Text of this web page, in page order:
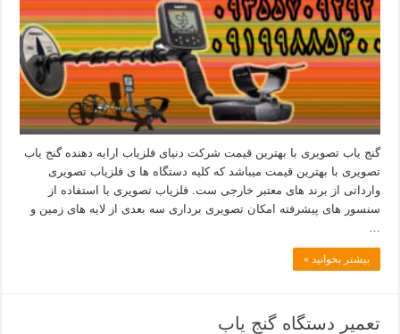
گنج یاب تصویری با بهترین قیمت شرکت دنیای فلزیاب ارایه دهنده گنج یاب
تصویری با بهترین قیمت میباشد که کلیه دستگاه ها ی فلزیاب تصویری
وارداتی از برند های معتبر خارجی ست. فلزیاب تصویری با استفاده از
سنسور های پیشرفته امکان تصویری برداری سه بعدی از لایه های زمین و
بیشتر بخوانید »
تعمیر دستگاه گنج یاب